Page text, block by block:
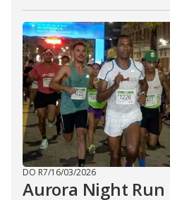
DO R7/16/03/2026
Aurora Night